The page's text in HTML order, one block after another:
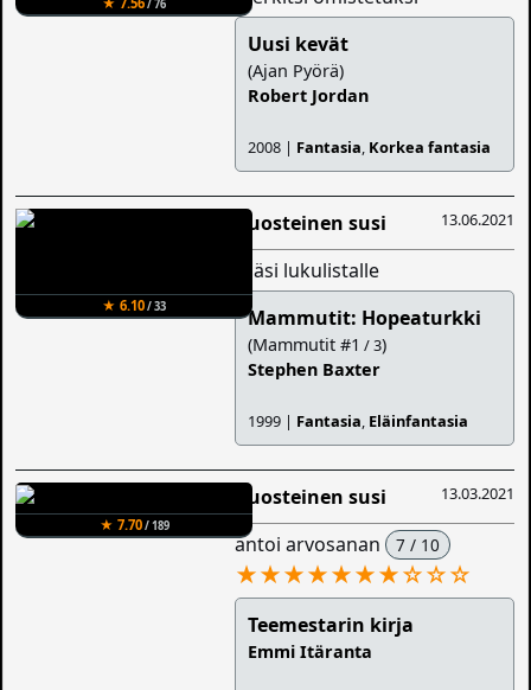
/ 76
Uusi kevät
(Ajan Pyörä)
Robert Jordan
2008 | Fantasia, Korkea fantasia
★ 6.10/ 33
13.06.2021
Ruosteinen susi
lisäsi lukulistalle
Mammutit: Hopeaturkki
(Mammutit #1 / 3)
Stephen Baxter
1999 | Fantasia, Eläinfantasia
★ 7.70/ 189
13.03.2021
Ruosteinen susi
antoi arvosanan 7 / 10
★★★★★★★☆☆☆
Teemestarin kirja
Emmi Itäranta